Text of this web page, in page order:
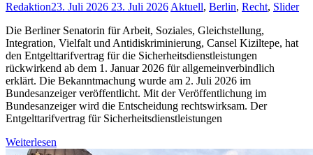
Redaktion23. Juli 2026 23. Juli 2026 Aktuell, Berlin, Recht, Slider
Die Berliner Senatorin für Arbeit, Soziales, Gleichstellung,
Integration, Vielfalt und Antidiskriminierung, Cansel Kiziltepe, hat
den Entgelttarifvertrag für die Sicherheitsdienstleistungen
rückwirkend ab dem 1. Januar 2026 für allgemeinverbindlich
erklärt. Die Bekanntmachung wurde am 2. Juli 2026 im
Bundesanzeiger veröffentlicht. Mit der Veröffentlichung im
Bundesanzeiger wird die Entscheidung rechtswirksam. Der
Entgelttarifvertrag für Sicherheitsdienstleistungen
Weiterlesen